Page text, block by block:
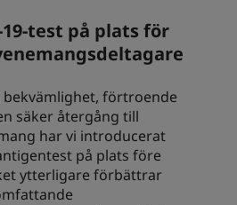
test på plats för
förtroende
säker återgång till
har vi introducerat
på plats före
ytterligare förbättrar